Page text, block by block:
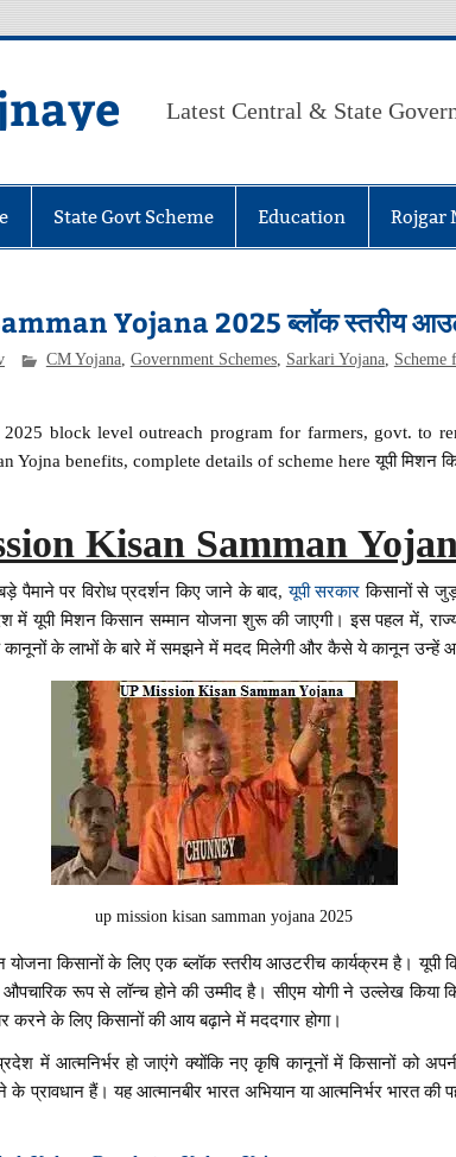
Latest Central & State
State Govt Scheme Education Rojgar
Yojana 2025 ब्लॉक स्तरीय
CM Yojana, Government Schemes, Sarkari Yojana, Scheme
block level outreach program for farmers, govt. to
Yojna benefits, complete details of scheme here यूपी मिशन
Kisan Samman
पैमाने पर विरोध प्रदर्शन किए जाने के बाद,यूपी सरकार किसानों से
में यूपी मिशन किसान सम्मान योजना शुरू की जाएगी। इस पहल में,
के लाभों के बारे में समझने में मदद मिलेगी और कैसे ये कानून उन्हें
up mission kisan samman yojana 2025
योजना किसानों के लिए एक ब्लॉक स्तरीय आउटरीच कार्यक्रम है। यूपी
रूप से लॉन्च होने की उम्मीद है। सीएम योगी ने उल्लेख किया
करने के लिए किसानों की आय बढ़ाने में मददगार होगा।
में आत्मनिर्भर हो जाएंगे क्योंकि नए कृषि कानूनों में किसानों को
प्रावधान हैं। यह आत्मानबीर भारत अभियान या आत्मनिर्भर भारत की